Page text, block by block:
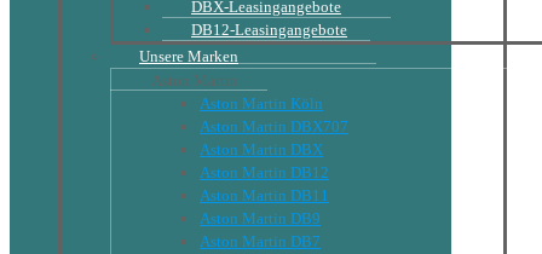
DBX-Leasingangebote
DB12-Leasingangebote
Unsere Marken
Aston Martin
Aston Martin Köln
Aston Martin DBX707
Aston Martin DBX
Aston Martin DB12
Aston Martin DB11
Aston Martin DB9
Aston Martin DB7